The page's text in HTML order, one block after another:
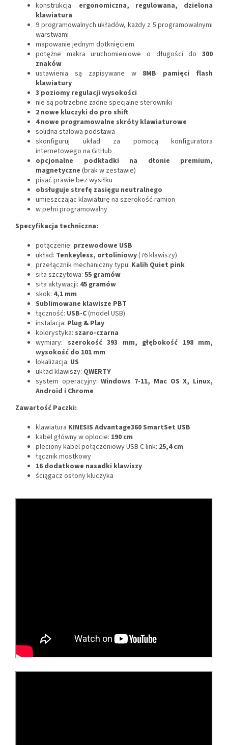
konstrukcja: ergonomiczna, regulowana, dzielona
klawiatura
9 programowalnych układów, każdy z 5 programowalnymi
warstwami
mapowanie jednym dotknięciem
potężne makra uruchomieniowe o długości do 300
znaków
ustawienia są zapisywane w 8MB pamięci flash
klawiatury
3 poziomy regulacji wysokości
nie są potrzebne żadne specjalne sterowniki
2 nowe kluczyki do pro shift
4 nowe programowalne skróty klawiaturowe
solidna stalowa podstawa
skonfiguruj układ za pomocą konfiguratora
internetowego na GitHub
opcjonalne podkładki na dłonie premium,
magnetyczne (brak w zestawie)
pisać prawie bez wysiłku
obsługuje strefę zasięgu neutralnego
umieszczając klawiaturę na szerokość ramion
w pełni programowalny
Specyfikacja techniczna:
połączenie: przewodowe USB
układ: Tenkeyless, ortoliniowy(76 klawiszy)
przełącznik mechaniczny typu: Kalih Quiet pink
siła szczytowa: 55 gramów
siła aktywacji: 45 gramów
skok: 4,1 mm
Sublimowane klawisze PBT
łączność: USB-C(model USB)
instalacja: Plug & Play
kolorystyka: szaro-czarna
wymiary: szerokość 393 mm, głębokość 198 mm,
wysokość do 101 mm
lokalizacja: US
układ klawiszy: QWERTY
system operacyjny:Windows 7-11, Mac OS X, Linux,
Android i Chrome
Zawartość Paczki:
klawiatura KINESIS Advantage360 SmartSet USB
kabel główny w oplocie: 190 cm
pleciony kabel połączeniowy USB C link: 25,4 cm
łącznik mostkowy
16 dodatkowe nasadki klawiszy
ściągacz osłony kluczyka